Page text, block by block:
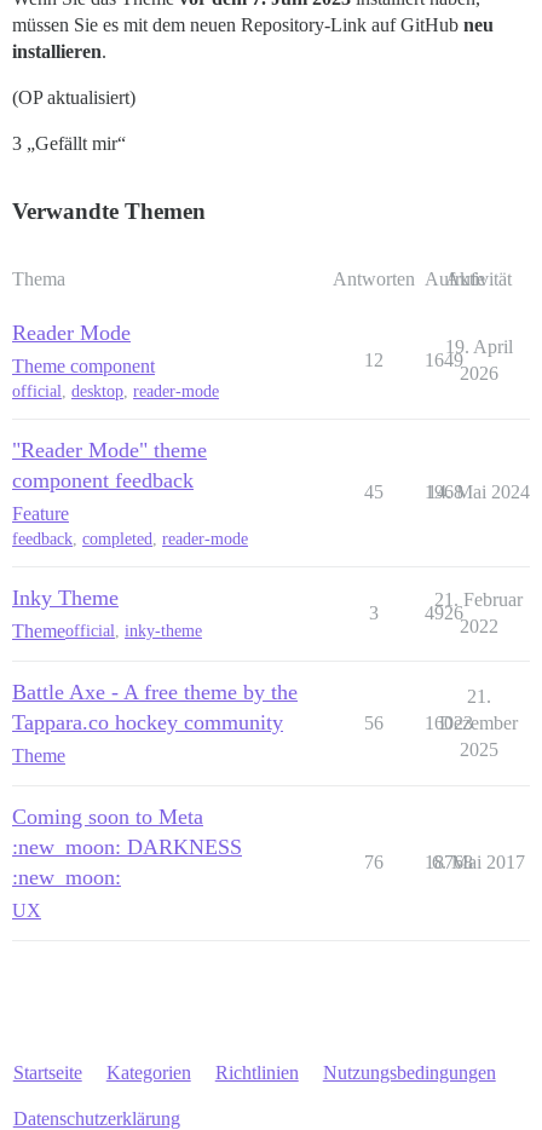
müssen Sie es mit dem neuen Repository-Link auf GitHub neu
installieren.
(OP aktualisiert)
3 „Gefällt mir“
Verwandte Themen
Thema Antworten Aufrufe
Aktivität
Reader Mode
Theme component
official desktop reader-mode
12 1649
19. April
2026
"Reader Mode" theme
component feedback
Feature
feedback completed reader-mode
45 1968
14. Mai 2024
Inky Theme
Themeofficial, inky-theme
3 4926
21. Februar
2022
Battle Axe - A free theme by the
Tappara.co hockey community
Theme
56 16023
21.
Dezember
2025
Coming soon to Meta
:new_moon: DARKNESS
:new_moon:
UX
76 18768
6. Mai 2017
Startseite Kategorien Richtlinien Nutzungsbedingungen
Datenschutzerklärung